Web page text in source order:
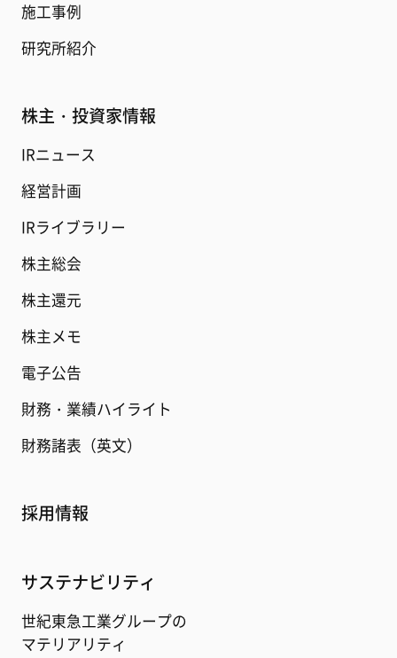
施工事例
研究所紹介
株主・投資家情報
IRニュース
経営計画
IRライブラリー
株主総会
株主還元
株主メモ
電子公告
財務・業績ハイライト
財務諸表（英文）
採用情報
サステナビリティ
世紀東急工業グループの
マテリアリティ